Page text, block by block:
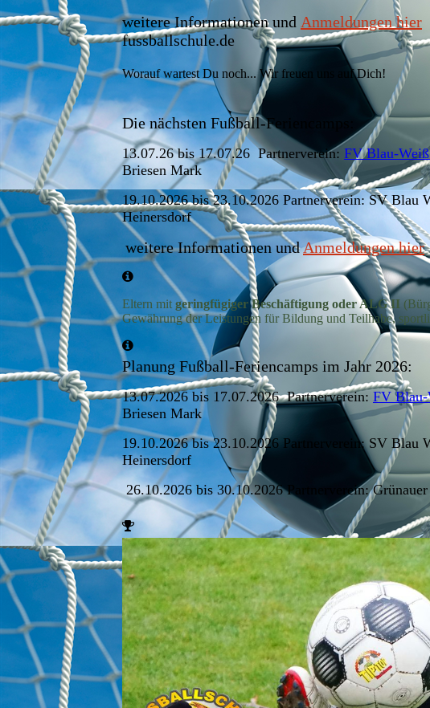
weitere Informationen und Anmeldungen hier
fussballschule.de
Worauf wartest Du noch... Wir freuen uns auf Dich!
Die nächsten Fußball-Feriencamps:
13.07.26 bis 17.07.26 Partnerverein: FV Blau-
Briesen Mark
19.10.2026 bis 23.10.2026 Partnerverein: SV Blau
Heinersdorf
weitere Informationen undAnmeldungen hier
Eltern mit geringfügiger Beschäftigung oder ALG II
Gewährung der Leistungen für Bildung und Teilhabe,
Planung Fußball-Feriencamps im Jahr 2026:
13.07.2026 bis 17.07.2026 Partnerverein: FV Blau-
Briesen Mark
19.10.2026 bis 23.10.2026 Partnerverein: SV Blau
Heinersdorf
26.10.2026 bis 30.10.2026 Partnerverein: